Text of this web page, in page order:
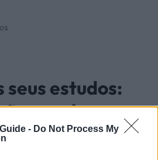
- Do Not Process My
seus estudos:
geral e
específicas do